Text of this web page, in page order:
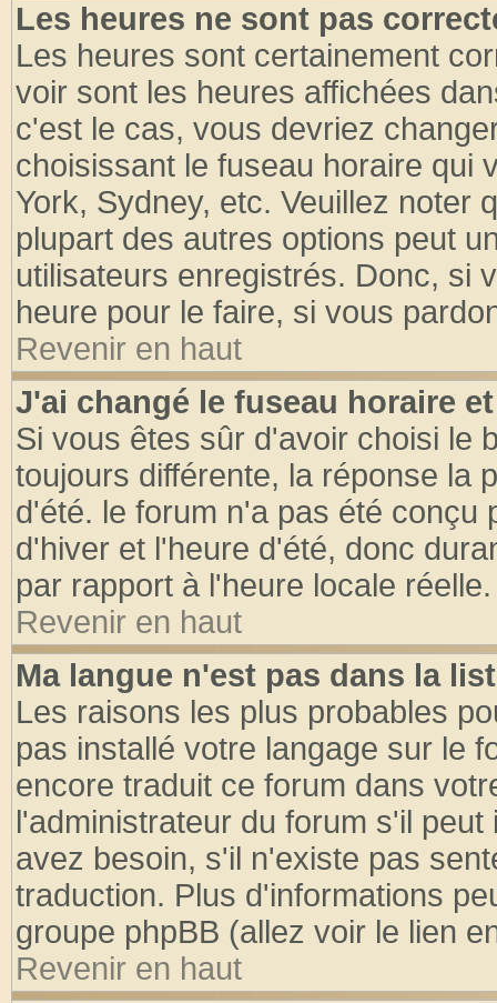
Les heures ne sont pas
Les heures sont certainement
voir sont les heures affichées
c'est le cas, vous devriez
choisissant le fuseau horaire qui
York, Sydney, etc. Veuillez noter
plupart des autres options peut
utilisateurs enregistrés. Donc, si
heure pour le faire, si vous
Revenir en haut
J'ai changé le fuseau horaire
Si vous êtes sûr d'avoir choisi le
toujours différente, la réponse la
d'été. le forum n'a pas été conçu
d'hiver et l'heure d'été, donc
par rapport à l'heure locale réelle.
Revenir en haut
Ma langue n'est pas dans la
Les raisons les plus probables
pas installé votre langage sur le
encore traduit ce forum dans
l'administrateur du forum s'il
avez besoin, s'il n'existe pas
traduction. Plus d'informations
groupe phpBB (allez voir le lien
Revenir en haut